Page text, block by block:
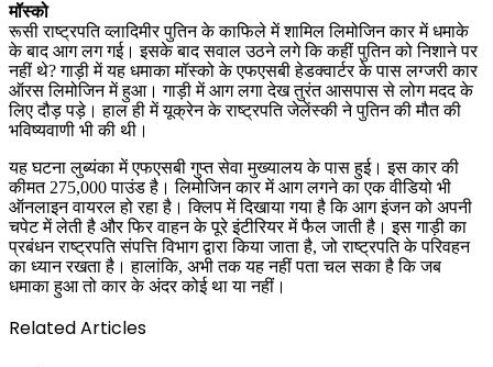
मॉस्को
रूसी राष्ट्रपति व्लादिमीर पुतिन के काफिले में शामिल लिमोजिन कार में धमाके
के बाद आग लग गई। इसके बाद सवाल उठने लगे कि कहीं पुतिन को निशाने पर
नहीं थे? गाड़ी में यह धमाका मॉस्को के एफएसबी हेडक्वार्टर के पास लग्जरी कार
ऑरस लिमोजिन में हुआ। गाड़ी में आग लगा देख तुरंत आसपास से लोग मदद के
लिए दौड़ पड़े। हाल ही में यूक्रेन के राष्ट्रपति जेलेंस्की ने पुतिन की मौत की
भविष्यवाणी भी की थी।
यह घटना लुब्यंका में एफएसबी गुप्त सेवा मुख्यालय के पास हुई। इस कार की
कीमत 275,000 पाउंड है। लिमोजिन कार में आग लगने का एक वीडियो भी
ऑनलाइन वायरल हो रहा है। क्लिप में दिखाया गया है कि आग इंजन को अपनी
चपेट में लेती है और फिर वाहन के पूरे इंटीरियर में फैल जाती है। इस गाड़ी का
प्रबंधन राष्ट्रपति संपत्ति विभाग द्वारा किया जाता है, जो राष्ट्रपति के परिवहन
का ध्यान रखता है। हालांकि, अभी तक यह नहीं पता चल सका है कि जब
धमाका हुआ तो कार के अंदर कोई था या नहीं।
Related Articles